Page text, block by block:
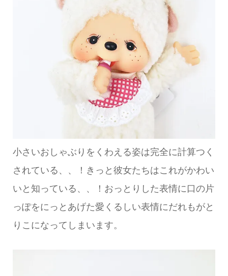
小さいおしゃぶりをくわえる姿は完全に計算つく
されている、、！きっと彼女たちはこれがかわい
いと知っている、、！おっとりした表情に口の片
っぽをにっとあげた愛くるしい表情にだれもがと
りこになってしまいます。